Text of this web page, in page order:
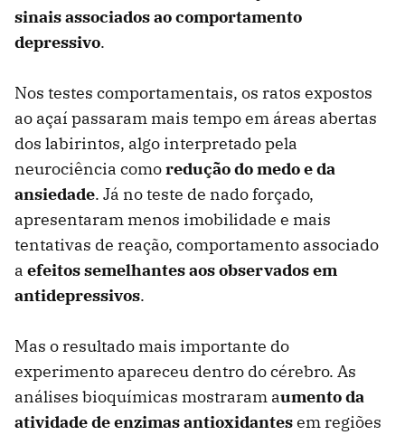
sinais associados ao comportamento
depressivo.
Nos testes comportamentais, os ratos expostos
ao açaí passaram mais tempo em áreas abertas
dos labirintos, algo interpretado pela
neurociência comoredução do medo e da
ansiedade. Já no teste de nado forçado,
apresentaram menos imobilidade e mais
tentativas de reação, comportamento associado
a efeitos semelhantes aos observados em
antidepressivos.
Mas o resultado mais importante do
experimento apareceu dentro do cérebro. As
análises bioquímicas mostraram aumento da
atividade de enzimas antioxidantesem regiões